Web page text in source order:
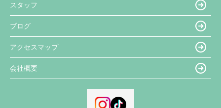
スタッフ
ブログ
アクセスマップ
会社概要